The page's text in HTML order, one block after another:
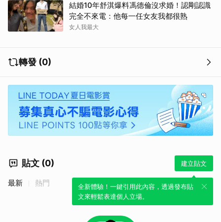
結婚10年舒淇爆料馮德倫沒求婚！認剛認識
完全不來電：他每一任女友我都很熟
女人我最大
轉發 (0)
貼文 (0) 建立貼文
全新體驗！一鍵引用此內容，透過發布貼
文來輕鬆表達個人立場。
最新 熱門